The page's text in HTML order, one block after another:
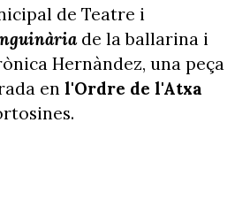
de Teatre i
de la ballarina i
Hernàndez, una peça
en l'Ordre de l'Atxa